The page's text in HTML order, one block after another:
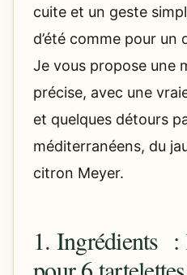
cuite et un geste
d’été comme pour un
Je vous propose une
précise, avec une
et quelques détours
méditerranéens, du
citron Meyer.
1. Ingrédients :